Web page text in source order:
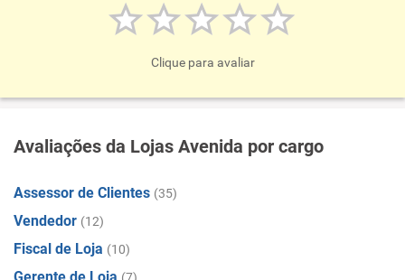
Clique para avaliar
Avaliações da Lojas Avenida por cargo
Assessor de Clientes (35)
Vendedor (12)
Fiscal de Loja (10)